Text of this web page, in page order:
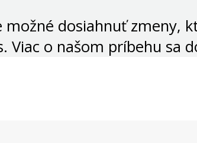
dosiahnuť zmeny,
Viac o našom príbehu sa